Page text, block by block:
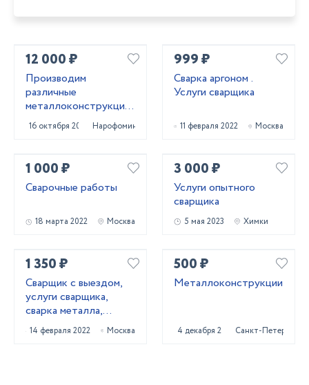
12 000 ₽
Производим
различные
металлоконструкции
для дома и бизнеса
16 октября 2024 Нарофоминск
999 ₽
Сварка аргоном .
Услуги сварщика
11 февраля 2022 Москва
1 000 ₽
Сварочные работы
18 марта 2022 Москва
3 000 ₽
Услуги опытного
сварщика
5 мая 2023 Химки
1 350 ₽
Сварщик с выездом,
услуги сварщика,
сварка металла,
ремонт ворот и
калиток
14 февраля 2022 Москва
500 ₽
Металлоконструкции
4 декабря 2024 Санкт-Петербург